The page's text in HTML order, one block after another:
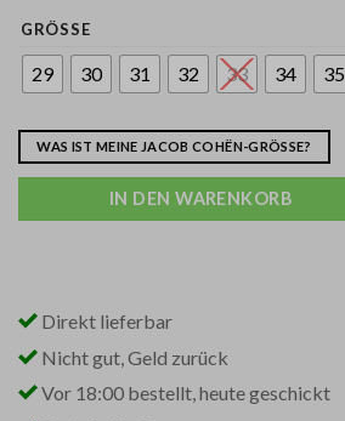
GRÖSSE
29 30 31 32 33 34 35
WAS IST MEINE JACOB COHËN-GRÖSSE?
IN DEN WARENKORB
Direkt lieferbar
Nicht gut, Geld zurück
Vor 18:00 bestellt, heute geschickt